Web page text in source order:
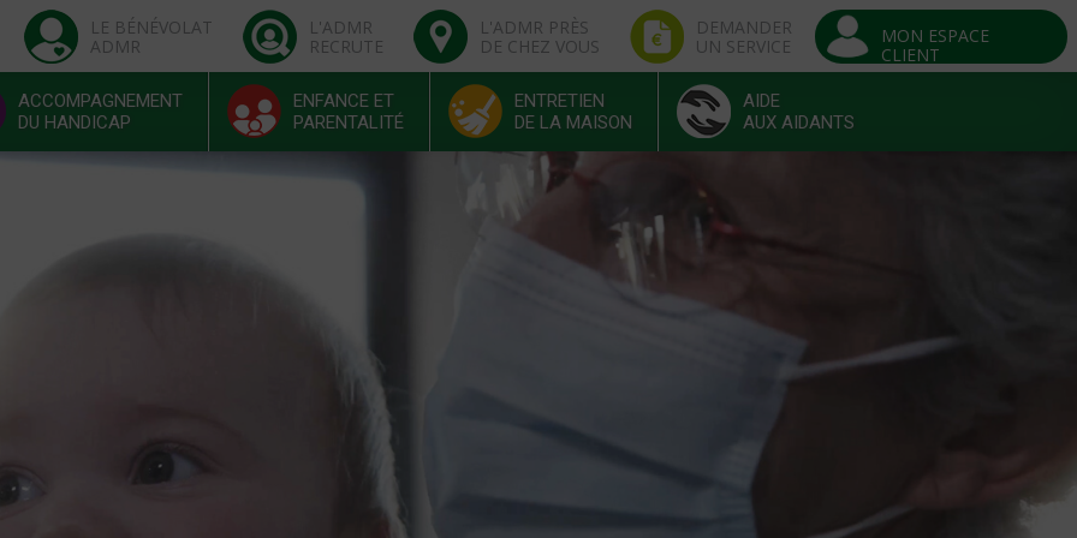
LE BÉNÉVOLAT
ADMR
L'ADMR
RECRUTE
L'ADMR PRÈS
DE CHEZ VOUS
DEMANDER
UN SERVICE
MON ESPACE
CLIENT
ACCOMPAGNEMENT
DU HANDICAP
ENFANCE ET
PARENTALITÉ
ENTRETIEN
DE LA MAISON
AIDE
AUX AIDANTS